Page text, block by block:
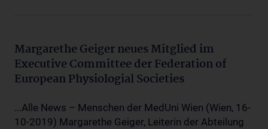
Margarethe Geiger neues Mitglied im
Executive Committee der Federation of
European Physiologial Societies
...Alle News – Menschen der MedUni Wien (Wien, 16-
10-2019) Margarethe Geiger, Leiterin der Abteilung